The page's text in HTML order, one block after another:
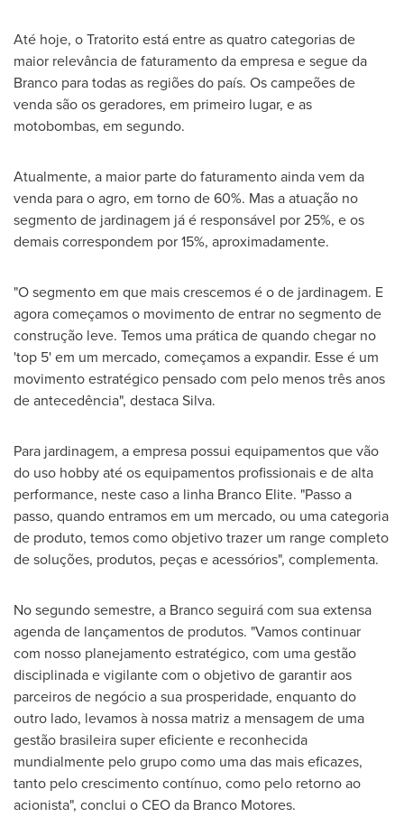
Até hoje, o Tratorito está entre as quatro categorias de
maior relevância de faturamento da empresa e segue da
Branco para todas as regiões do país. Os campeões de
venda são os geradores, em primeiro lugar, e as
motobombas, em segundo.
Atualmente, a maior parte do faturamento ainda vem da
venda para o agro, em torno de 60%. Mas a atuação no
segmento de jardinagem já é responsável por 25%, e os
demais correspondem por 15%, aproximadamente.
"O segmento em que mais crescemos é o de jardinagem. E
agora começamos o movimento de entrar no segmento de
construção leve. Temos uma prática de quando chegar no
'top 5' em um mercado, começamos a expandir. Esse é um
movimento estratégico pensado com pelo menos três anos
de antecedência", destaca Silva.
Para jardinagem, a empresa possui equipamentos que vão
do uso hobby até os equipamentos profissionais e de alta
performance, neste caso a linha Branco Elite. "Passo a
passo, quando entramos em um mercado, ou uma categoria
de produto, temos como objetivo trazer um range completo
de soluções, produtos, peças e acessórios", complementa.
No segundo semestre, a Branco seguirá com sua extensa
agenda de lançamentos de produtos. "Vamos continuar
com nosso planejamento estratégico, com uma gestão
disciplinada e vigilante com o objetivo de garantir aos
parceiros de negócio a sua prosperidade, enquanto do
outro lado, levamos à nossa matriz a mensagem de uma
gestão brasileira super eficiente e reconhecida
mundialmente pelo grupo como uma das mais eficazes,
tanto pelo crescimento contínuo, como pelo retorno ao
acionista", conclui o CEO da Branco Motores.